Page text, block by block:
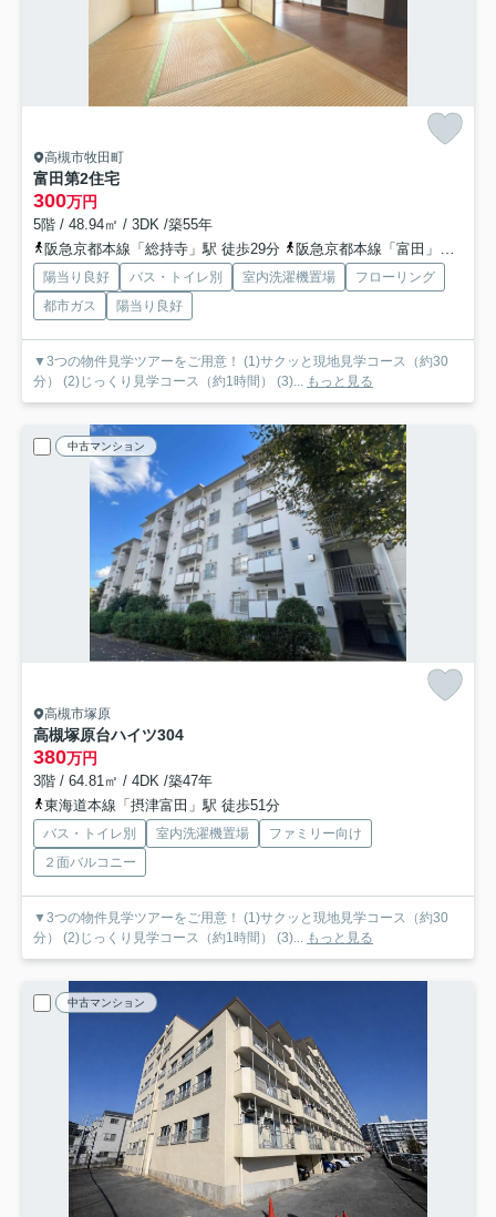
高槻市牧田町
富田第2住宅
300万円
5階 / 48.94㎡ / 3DK /築55年
阪急京都本線「総持寺」駅 徒歩29分
阪急京都本線「富田」駅 徒歩30分
陽当り良好 バス・トイレ別 室内洗濯機置場
フローリング
都市ガス
陽当り良好
▼3つの物件見学ツアーをご用意！ (1)サクッと現地見学コース（約30
分） (2)じっくり見学コース（約1時間） (3)... もっと見る
中古マンション
高槻市塚原
高槻塚原台ハイツ304
380万円
3階 / 64.81㎡ / 4DK /築47年
東海道本線「摂津富田」駅 徒歩51分
バス・トイレ別 室内洗濯機置場
ファミリー向け
２面バルコニー
▼3つの物件見学ツアーをご用意！ (1)サクッと現地見学コース（約30
分） (2)じっくり見学コース（約1時間） (3)... もっと見る
中古マンション